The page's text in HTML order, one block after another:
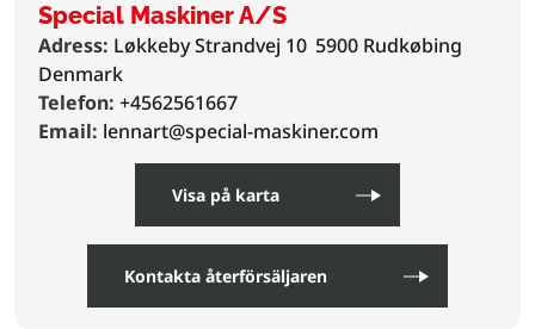
Special Maskiner A/S
Adress: Løkkeby Strandvej 10 5900 Rudkøbing
Denmark
Telefon: +4562561667
Email: lennart@special-maskiner.com
Visa på karta
Kontakta återförsäljaren